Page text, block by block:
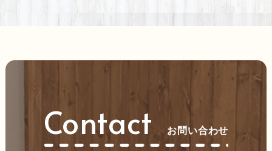
Contact お問い合わせ